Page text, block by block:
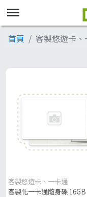
首頁
客製悠遊卡
客製悠遊卡、一卡通
客製化一卡通隨身碟 16GB